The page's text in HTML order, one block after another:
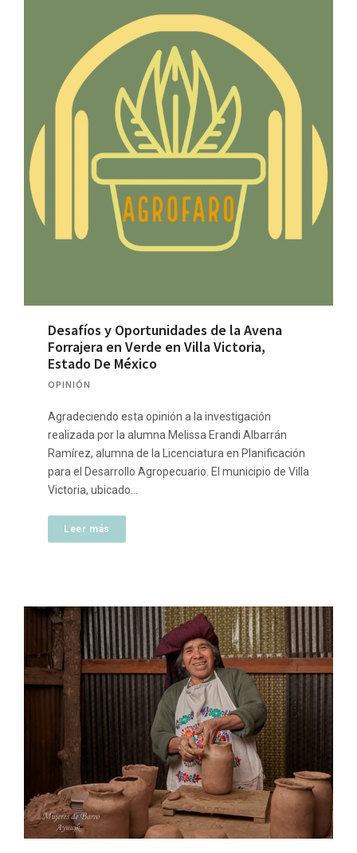
Desafíos y Oportunidades de la Avena
Forrajera en Verde en Villa Victoria,
Estado De México
OPINIÓN
Agradeciendo esta opinión a la investigación
realizada por la alumna Melissa Erandi Albarrán
Ramírez, alumna de la Licenciatura en Planificación
para el Desarrollo Agropecuario. El municipio de Villa
Victoria, ubicado…
Leer más